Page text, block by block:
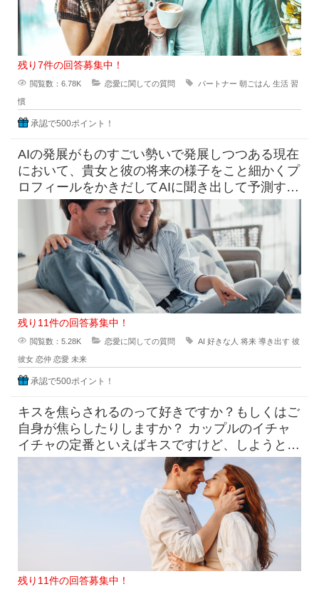
残り7件の回答募集中！
閲覧数：6.78K 恋愛に関しての質問 パートナー 朝ごはん 生活 習
慣
承認で500ポイント！
AIの発展がものすごい勢いで発展しつつある現在
において、貴女と彼の将来の様子をこと細かくプ
ロフィールをかきだしてAIに聞き出して予測すら
できる時代になっています
残り11件の回答募集中！
閲覧数：5.28K 恋愛に関しての質問 AI 好きな人 将来 導き出す 彼
彼女 恋仲 恋愛 未来
承認で500ポイント！
キスを焦らされるのって好きですか？もしくはご
自身が焦らしたりしますか？ カップルのイチャ
イチャの定番といえばキスですけど、しようとし
てるのにだめって言われ
残り11件の回答募集中！